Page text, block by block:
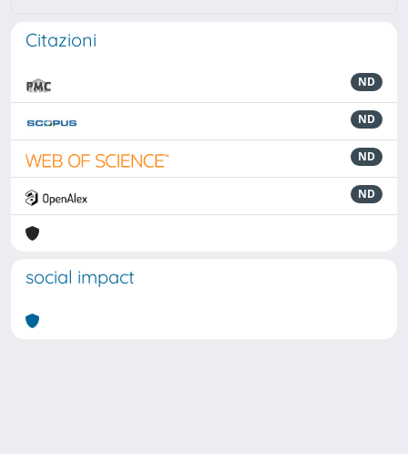
Citazioni
ND
ND
ND
ND
social impact